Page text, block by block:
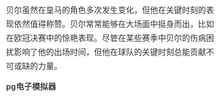
贝尔虽然在皇马的角色多次发生变化，但他在关键时刻的表
现依然值得称赞。贝尔常常能够在大场面中挺身而出，比如
在欧冠决赛中的惊艳表现。尽管在某些赛季中贝尔的伤病困
扰影响了他的出场时间，但他在球队的关键时刻总能贡献不
可或缺的力量。
pg电子模拟器